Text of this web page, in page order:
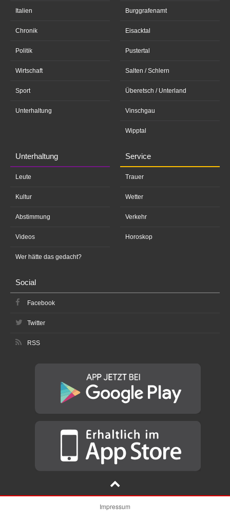
Italien
Chronik
Politik
Wirtschaft
Sport
Unterhaltung
Burggrafenamt
Eisacktal
Pustertal
Salten / Schlern
Überetsch / Unterland
Vinschgau
Wipptal
Unterhaltung
Leute
Kultur
Abstimmung
Videos
Wer hätte das gedacht?
Service
Trauer
Wetter
Verkehr
Horoskop
Social
Facebook
Twitter
RSS
Impressum